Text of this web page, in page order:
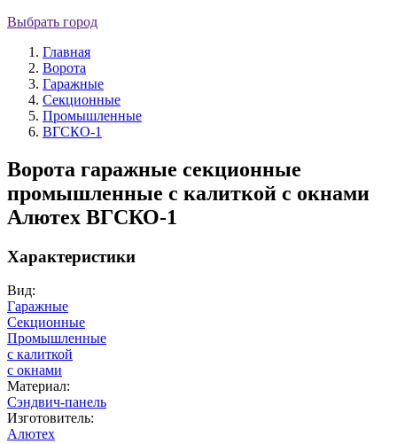
Выбрать город
Главная
Ворота
Гаражные
Секционные
Промышленные
ВГСКО-1
Ворота гаражные секционные
промышленные с калиткой с окнами
Алютех ВГСКО-1
Характеристики
Вид:
Гаражные
Секционные
Промышленные
с калиткой
с окнами
Материал:
Сэндвич-панель
Изготовитель:
Алютех